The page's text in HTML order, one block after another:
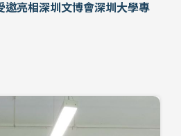
邀亮相深圳文博會深圳大學專